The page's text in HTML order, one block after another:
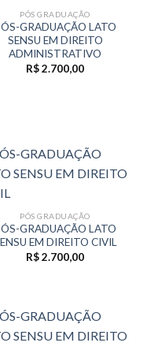
PÓS GRADUAÇÃO
GRADUAÇÃO LATO
SENSU EM DIREITO
ADMINISTRATIVO
R$2.700,00
PÓS GRADUAÇÃO
GRADUAÇÃO LATO
EM DIREITO CIVIL
R$2.700,00